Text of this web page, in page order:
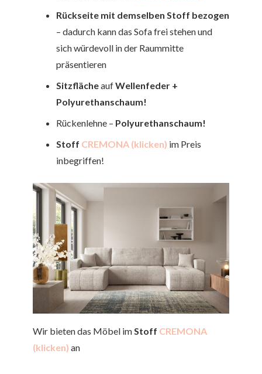
Rückseite mit demselben Stoff bezogen
– dadurch kann das Sofa frei stehen und
sich würdevoll in der Raummitte
präsentieren
SitzflächeaufWellenfeder +
Polyurethanschaum!
Rückenlehne – Polyurethanschaum!
Stoff CREMONA (klicken) im Preis
inbegriffen!
Wir bieten das Möbel imStoff CREMONA
(klicken) an